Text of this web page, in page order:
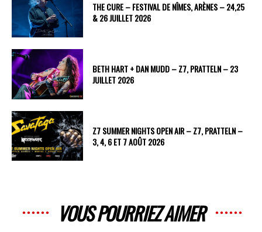
THE CURE – FESTIVAL DE NÎMES, ARÈNES – 24,25
& 26 JUILLET 2026
BETH HART + DAN MUDD – Z7, PRATTELN – 23
JUILLET 2026
Z7 SUMMER NIGHTS OPEN AIR – Z7, PRATTELN –
3, 4, 6 ET 7 AOÛT 2026
VOUS POURRIEZ AIMER